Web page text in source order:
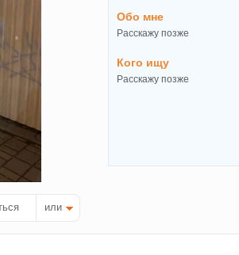
или
Обо мне
Расскажу позже
Кого ищу
Расскажу позже